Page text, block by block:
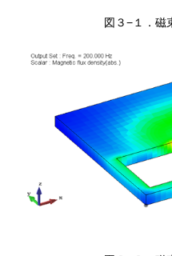
図３−１．磁束密度